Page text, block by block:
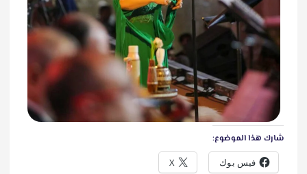
شارك هذا الموضوع:
فيس بوك X